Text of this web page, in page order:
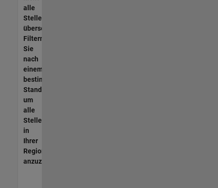
alle
Stellen
übersetzt.
Filtern
Sie
nach
einem
bestimmten
Standort,
um
alle
Stellenangebote
in
Ihrer
Region
anzuzeigen.